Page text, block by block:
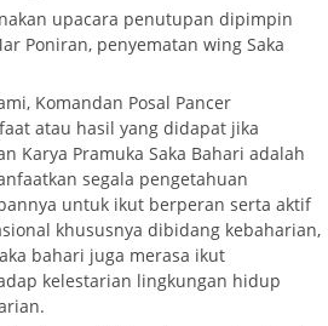
upacara penutupan dipimpin
Poniran, penyematan wing Saka
Komandan Posal Pancer
atau hasil yang didapat jika
Karya Pramuka Saka Bahari adalah
segala pengetahuan
untuk ikut berperan serta aktif
khususnya dibidang kebaharian,
bahari juga merasa ikut
kelestarian lingkungan hidup